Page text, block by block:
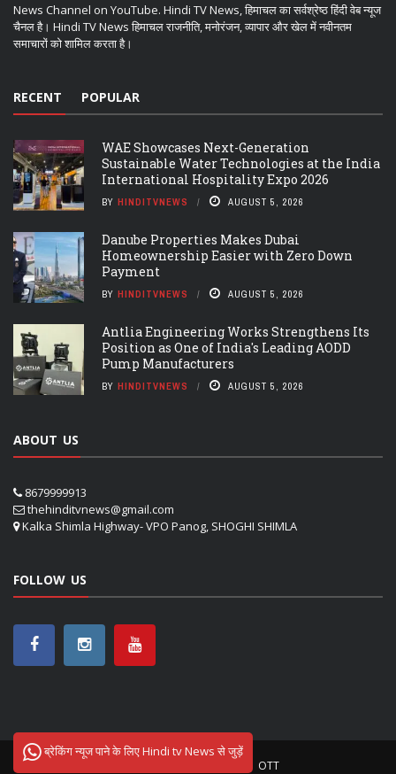
News Channel on YouTube. Hindi TV News, हिमाचल का सर्वश्रेष्ठ हिंदी वेब न्यूज
चैनल है। Hindi TV News हिमाचल राजनीति, मनोरंजन, व्यापार और खेल में नवीनतम
समाचारों को शामिल करता है।
RECENT POPULAR
WAE Showcases Next-Generation
Sustainable Water Technologies at the India
International Hospitality Expo 2026
BY HINDITVNEWS AUGUST 5, 2026
Danube Properties Makes Dubai
Homeownership Easier with Zero Down
Payment
BY HINDITVNEWS AUGUST 5, 2026
Antlia Engineering Works Strengthens Its
Position as One of India's Leading AODD
Pump Manufacturers
BY HINDITVNEWS AUGUST 5, 2026
ABOUT US
8679999913
thehinditvnews@gmail.com
Kalka Shimla Highway- VPO Panog, SHOGHI SHIMLA
FOLLOW US
ब्रेकिंग न्यूज पाने के लिए Hindi tv News से जुड़ें
OTT